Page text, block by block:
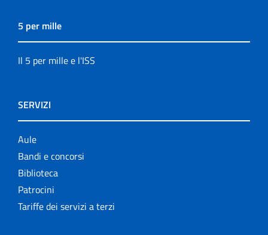
5 per mille
Il 5 per mille e l'ISS
SERVIZI
Aule
Bandi e concorsi
Biblioteca
Patrocini
Tariffe dei servizi a terzi